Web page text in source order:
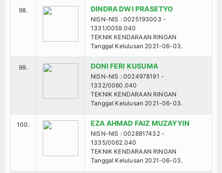
98. DINDRA DWI PRASETYO
NISN-NIS : 0025193003 -
1331/0059.040
TEKNIK KENDARAAN RINGAN
Tanggal Kelulusan 2021-06-03.
99. DONI FERI KUSUMA
NISN-NIS : 0024978191 -
1332/0060.040
TEKNIK KENDARAAN RINGAN
Tanggal Kelulusan 2021-06-03.
100. EZA AHMAD FAIZ MUZAYYIN
NISN-NIS : 0028817432 -
1335/0062.040
TEKNIK KENDARAAN RINGAN
Tanggal Kelulusan 2021-06-03.